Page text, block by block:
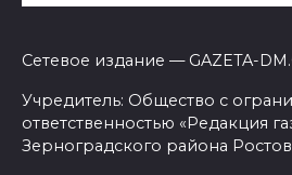
Сетевое издание — GAZETA-
Учредитель: Общество с
ответственностью «Редакция
Зерноградского района